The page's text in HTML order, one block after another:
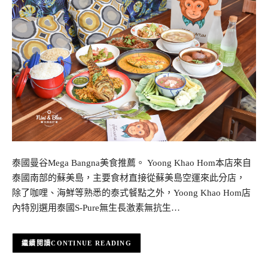
泰國曼谷Mega Bangna美食推薦。 Yoong Khao Hom本店來自
泰國南部的蘇美島，主要食材直接從蘇美島空運來此分店，
除了咖哩、海鮮等熟悉的泰式餐點之外，Yoong Khao Hom店
內特別選用泰國S-Pure無生長激素無抗生…
CONTINUE READING